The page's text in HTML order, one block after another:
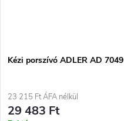
Kézi porszívó ADLER AD 7049
23 215 Ft ÁFA nélkül
29 483 Ft